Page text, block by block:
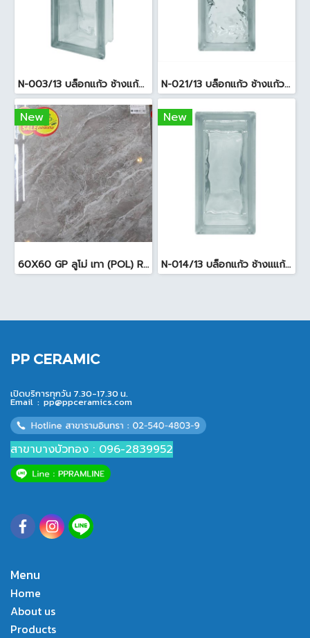
N-003/13 บล็อกแก้ว ช้างแก้ว WOW พริ้วแก้ว ( 24x11.5x8cm ) N-021/13 บล็อกแก้ว ช้างแก้ว WOW แก้วประดับฟ้า ( 24X11.5X8cm )
New
60X60 GP ลูโม่ เทา (POL) R/T PM (P.4)
New
N-014/13 บล็อกแก้ว ช้างแแก้ว WOW หยาดเพชร ( 24x11.5x8 cm.)
PP CERAMIC
เปิดบริการทุกวัน 7.30-17.30 น.
Email : pp@ppceramics.com
สาขาบางบัวทอง : 096-2839952
Menu
Home
About us
Products